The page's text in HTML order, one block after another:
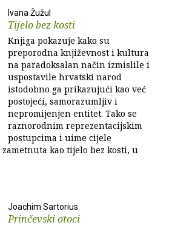
Ivana Žužul
Tijelo bez kosti
Knjiga pokazuje kako su
preporodna književnost i kultura
na paradoksalan način izmislile i
uspostavile hrvatski narod
istodobno ga prikazujući kao već
postojeći, samorazumljiv i
nepromijenjen entitet. Tako se
raznorodnim reprezentacijskim
postupcima i uime cijele
kao tijelo bez kosti, u
Joachim Sartorius
Prinčevski otoci